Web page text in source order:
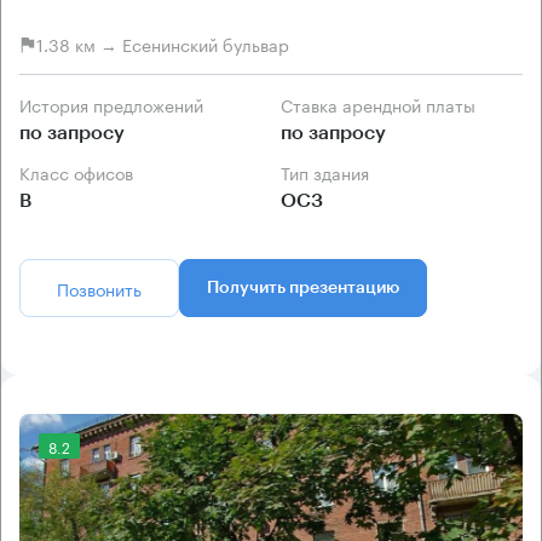
1.38 км → Есенинский бульвар
История предложений
по запросу
Ставка арендной платы
по запросу
Класс офисов
B
Тип здания
ОСЗ
Позвонить Получить презентацию
8.2